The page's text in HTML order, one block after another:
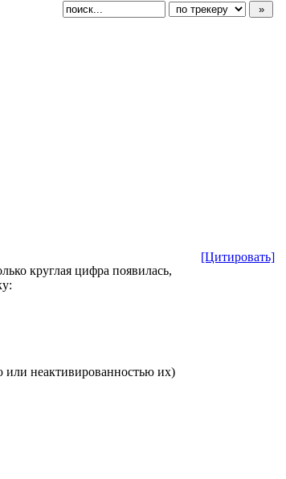
[Цитировать]
круглая цифра появилась,
или неактивированностью их)